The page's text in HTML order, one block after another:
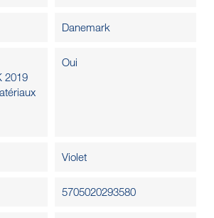
Danemark
2019
Oui
Violet
5705020293580